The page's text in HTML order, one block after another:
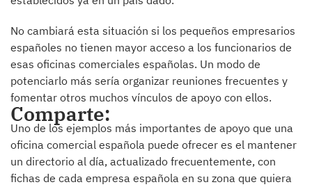
No cambiará esta situación si los pequeños empresarios
españoles no tienen mayor acceso a los funcionarios de
esas oficinas comerciales españolas. Un modo de
potenciarlo más sería organizar reuniones frecuentes y
fomentar otros muchos vínculos de apoyo con ellos.
Uno de los ejemplos más importantes de apoyo que una
oficina comercial española puede ofrecer es el mantener
un directorio al día, actualizado frecuentemente, con
fichas de cada empresa española en su zona que quiera
Comparte: